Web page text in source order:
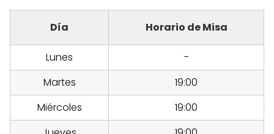
Día Horario de Misa
Lunes
-
Martes
19:00
Miércoles
19:00